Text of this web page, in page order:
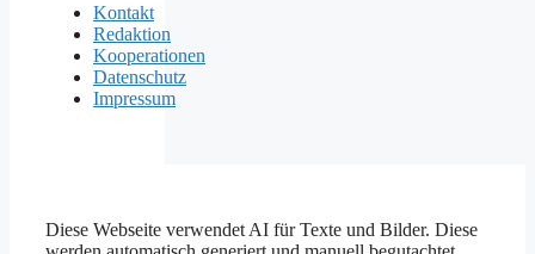
Kontakt
Redaktion
Kooperationen
Datenschutz
Impressum
Diese Webseite verwendet AI für Texte und Bilder. Diese